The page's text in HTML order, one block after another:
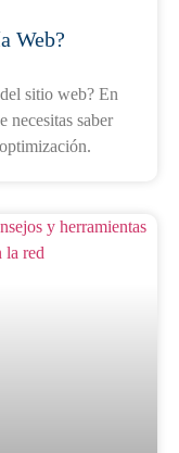
Web?
sitio web? En
necesitas saber